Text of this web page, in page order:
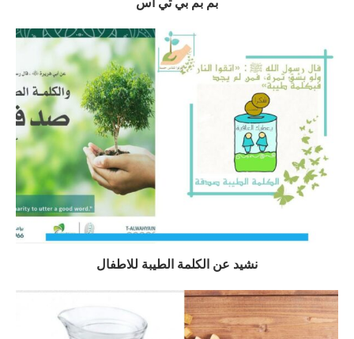
بم بم بي تي اس
نشيد عن الكلمة الطيبة للاطفال